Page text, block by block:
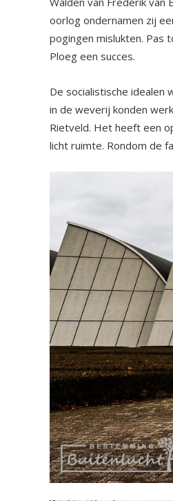
oorlog ondernamen zij
pogingen mislukten. Pas
Ploeg een succes.
De socialistische idealen
in de weverij konden
Rietveld. Het heeft een
licht ruimte. Rondom de